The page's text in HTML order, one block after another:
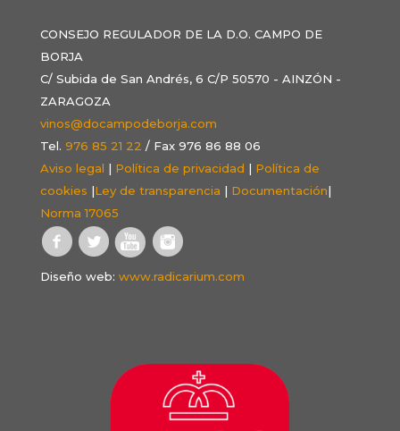
CONSEJO REGULADOR DE LA D.O. CAMPO DE
BORJA
C/ Subida de San Andrés, 6 C/P 50570 - AINZÓN -
ZARAGOZA
vinos@docampodeborja.com
Tel. 976 85 21 22 / Fax 976 86 88 06
Aviso legal | Política de privacidad | Política de
cookies |Ley de transparencia | Documentación|
Norma 17065
Diseño web: www.radicarium.com